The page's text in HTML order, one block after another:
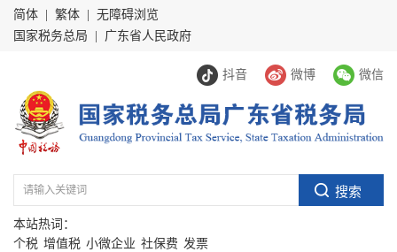
简体 繁体
无障碍浏览
国家税务总局
广东省人民政府
抖音 微博 微信
本站热词：
个税 增值税 小微企业 社保费 发票